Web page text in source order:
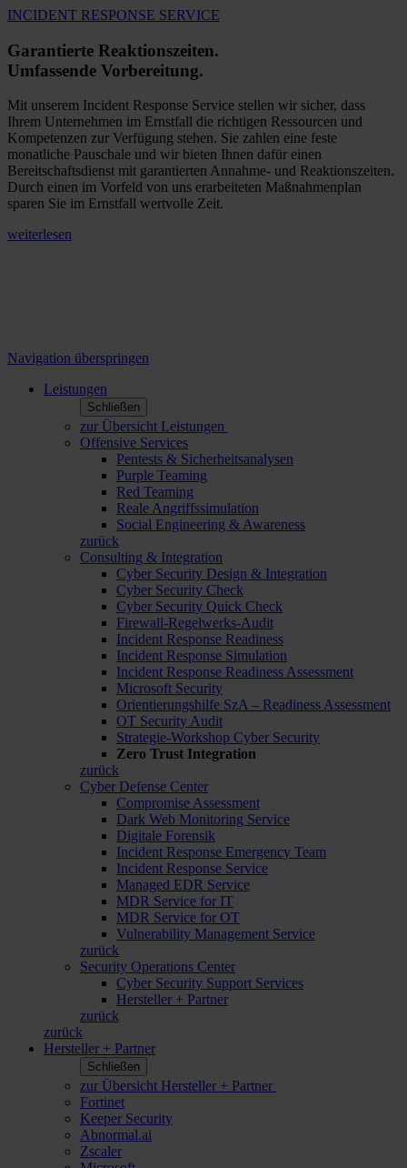
INCIDENT RESPONSE SERVICE
Garantierte Reaktionszeiten.
Umfassende Vorbereitung.
Mit unserem Incident Response Service stellen wir sicher, dass
Ihrem Unternehmen im Ernstfall die richtigen Ressourcen und
Kompetenzen zur Verfügung stehen. Sie zahlen eine feste
monatliche Pauschale und wir bieten Ihnen dafür einen
Bereitschaftsdienst mit garantierten Annahme- und Reaktionszeiten.
Durch einen im Vorfeld von uns erarbeiteten Maßnahmenplan
sparen Sie im Ernstfall wertvolle Zeit.
weiterlesen
Navigation überspringen
Leistungen
Schließen
zur Übersicht Leistungen
Offensive Services
Pentests & Sicherheitsanalysen
Purple Teaming
Red Teaming
Reale Angriffssimulation
Social Engineering & Awareness
zurück
Consulting & Integration
Cyber Security Design & Integration
Cyber Security Check
Cyber Security Quick Check
Firewall-Regelwerks-Audit
Incident Response Readiness
Incident Response Simulation
Incident Response Readiness Assessment
Microsoft Security
Orientierungshilfe SzA – Readiness Assessment
OT Security Audit
Strategie-Workshop Cyber Security
Zero Trust Integration
zurück
Cyber Defense Center
Compromise Assessment
Dark Web Monitoring Service
Digitale Forensik
Incident Response Emergency Team
Incident Response Service
Managed EDR Service
MDR Service for IT
MDR Service for OT
Vulnerability Management Service
zurück
Security Operations Center
Cyber Security Support Services
Hersteller + Partner
zurück
zurück
Hersteller + Partner
Schließen
zur Übersicht Hersteller + Partner
Fortinet
Keeper Security
Abnormal.ai
Zscaler